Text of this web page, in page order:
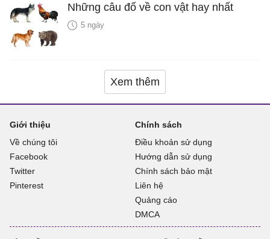
Những câu đố về con vật hay nhất
5 ngày
Xem thêm
Giới thiệu
Về chúng tôi
Facebook
Twitter
Pinterest
Chính sách
Điều khoản sử dụng
Hướng dẫn sử dụng
Chính sách bảo mật
Liên hệ
Quảng cáo
DMCA